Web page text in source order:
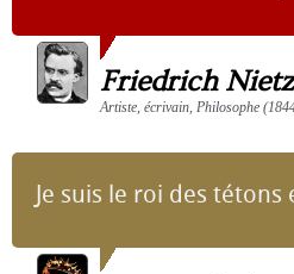
Friedrich
Artiste, écrivain, Philosophe
Je suis le roi des tétons